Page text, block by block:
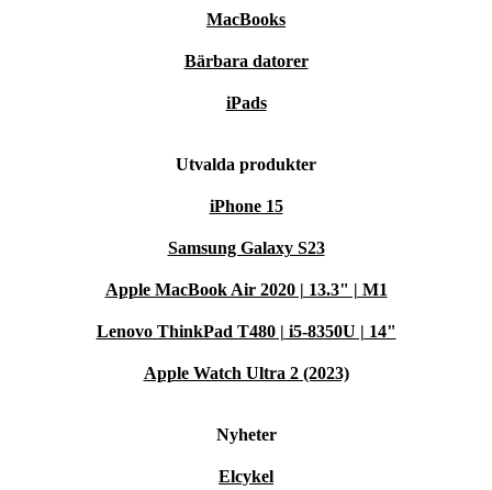
MacBooks
Bärbara datorer
iPads
Utvalda produkter
iPhone 15
Samsung Galaxy S23
Apple MacBook Air 2020 | 13.3" | M1
Lenovo ThinkPad T480 | i5-8350U | 14"
Apple Watch Ultra 2 (2023)
Nyheter
Elcykel